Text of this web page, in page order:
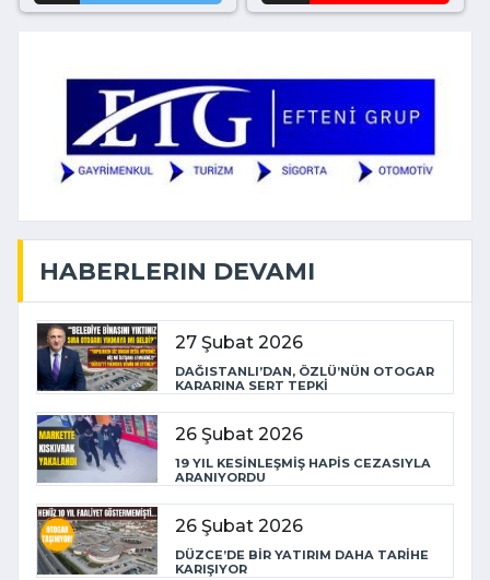
HABERLERIN DEVAMI
27 Şubat 2026
DAĞISTANLI’DAN, ÖZLÜ’NÜN OTOGAR
KARARINA SERT TEPKİ
26 Şubat 2026
19 YIL KESİNLEŞMİŞ HAPİS CEZASIYLA
ARANIYORDU
26 Şubat 2026
DÜZCE’DE BİR YATIRIM DAHA TARİHE
KARIŞIYOR